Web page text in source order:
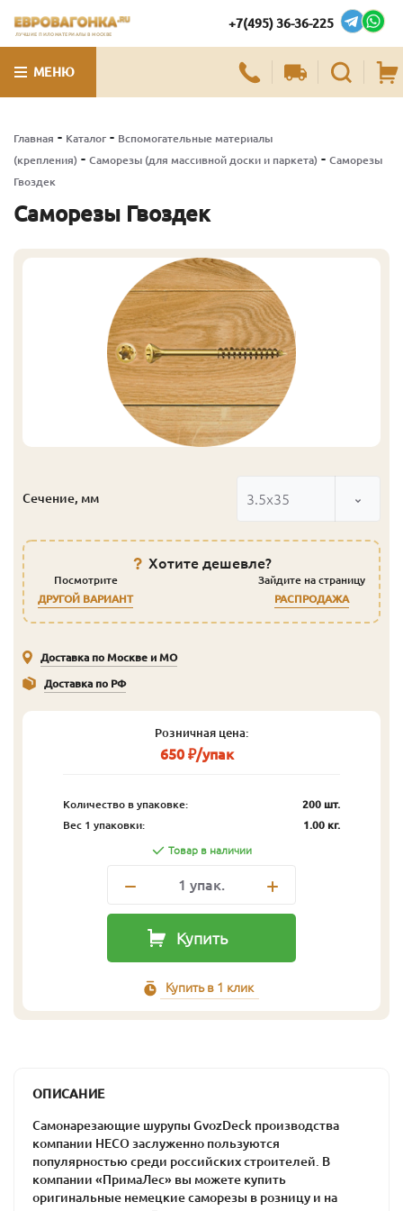
ЛУЧШИЕ ПИЛОМАТЕРИАЛЫ В МОСКВЕ
+7(495) 36-36-225
МЕНЮ
Главная - Каталог - Вспомогательные материалы
(крепления) - Саморезы (для массивной доски и паркета) - Саморезы
Гвоздек
Саморезы Гвоздек
Сечение, мм 3.5x35
Хотите дешевле?
Посмотрите
ДРУГОЙ ВАРИАНТ
Зайдите на страницу
РАСПРОДАЖА
Доставка по Москве и МО
Доставка по РФ
Розничная цена:
650 ₽/упак
Количество в упаковке:
200 шт.
Вес 1 упаковки:
1.00 кг.
Товар в наличии
1 упак.
Купить
Купить в 1 клик
ОПИСАНИЕ
Самонарезающие шурупы GvozDeck производства
компании HECO заслуженно пользуются
популярностью среди российских строителей. В
компании «ПримаЛес» вы можете купить
оригинальные немецкие саморезы в розницу и на